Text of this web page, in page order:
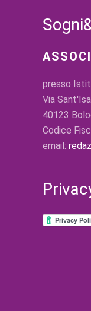
presso
Via
40123
Codice
email: